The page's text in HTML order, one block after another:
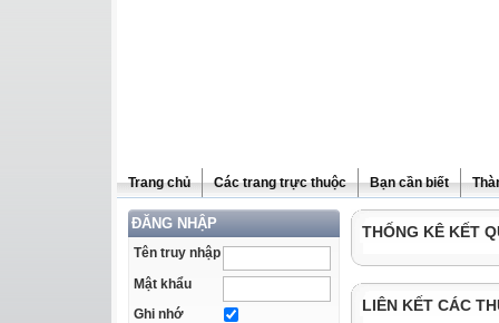
Trang chủ Các trang trực thuộc Bạn cần biết
ĐĂNG NHẬP
Tên truy nhập
Mật khẩu
Ghi nhớ
THỐNG KÊ KẾT
LIÊN KẾT CÁC